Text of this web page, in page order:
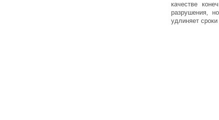
качестве
разрушения,
удлиняет